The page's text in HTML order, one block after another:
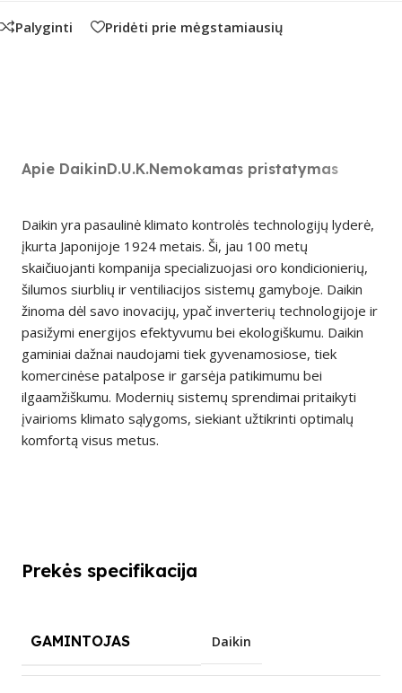
Palyginti Pridėti prie mėgstamiausių
Apie DaikinD.U.K.Nemokamas pristatymas
Daikin yra pasaulinė klimato kontrolės technologijų lyderė,
įkurta Japonijoje 1924 metais. Ši, jau 100 metų
skaičiuojanti kompanija specializuojasi oro kondicionierių,
šilumos siurblių ir ventiliacijos sistemų gamyboje. Daikin
žinoma dėl savo inovacijų, ypač inverterių technologijoje ir
pasižymi energijos efektyvumu bei ekologiškumu. Daikin
gaminiai dažnai naudojami tiek gyvenamosiose, tiek
komercinėse patalpose ir garsėja patikimumu bei
ilgaamžiškumu. Modernių sistemų sprendimai pritaikyti
įvairioms klimato sąlygoms, siekiant užtikrinti optimalų
komfortą visus metus.
Prekės specifikacija
GAMINTOJAS Daikin